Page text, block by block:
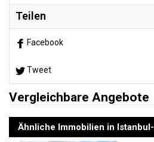
Teilen
Facebook
Tweet
Vergleichbare Angebote
Ähnliche Immobilien in